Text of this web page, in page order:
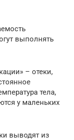
выполнять
– отеки,
тела,
у маленьких
выводят из